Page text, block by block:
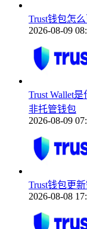
Trust钱包怎
2026-08-09
Trust Wallet
非托管钱包
2026-08-09
Trust钱包更
2026-08-08